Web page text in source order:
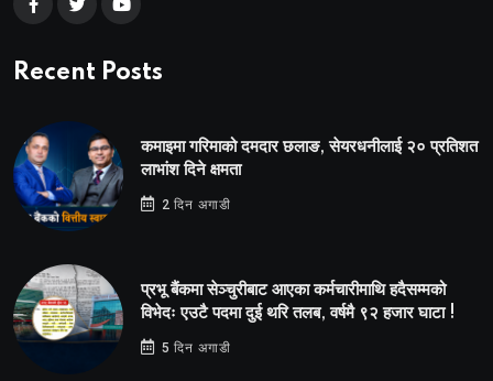
Recent Posts
कमाइमा गरिमाको दमदार छलाङ, सेयरधनीलाई २० प्रतिशत
लाभांश दिने क्षमता
2 दिन अगाडी
प्रभू बैंकमा सेञ्चुरीबाट आएका कर्मचारीमाथि हदैसम्मको
विभेदः एउटै पदमा दुई थरि तलब, वर्षमै ९२ हजार घाटा !
5 दिन अगाडी